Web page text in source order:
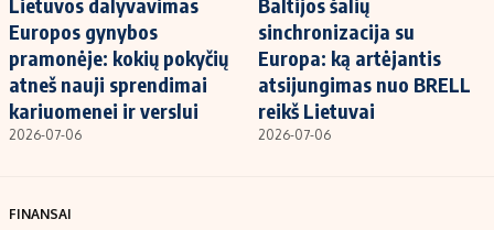
Lietuvos dalyvavimas
Europos gynybos
pramonėje: kokių pokyčių
atneš nauji sprendimai
kariuomenei ir verslui
2026-07-06
Baltijos šalių
sinchronizacija su
Europa: ką artėjantis
atsijungimas nuo BRELL
reikš Lietuvai
2026-07-06
FINANSAI